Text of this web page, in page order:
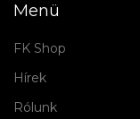
Menü
FK Shop
Hírek
Rólunk